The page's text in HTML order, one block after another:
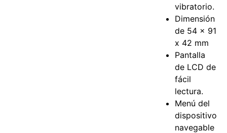
vibratorio.
Dimensión
de 54 x 91
x 42 mm
Pantalla
de LCD de
fácil
lectura.
Menú del
dispositivo
navegable